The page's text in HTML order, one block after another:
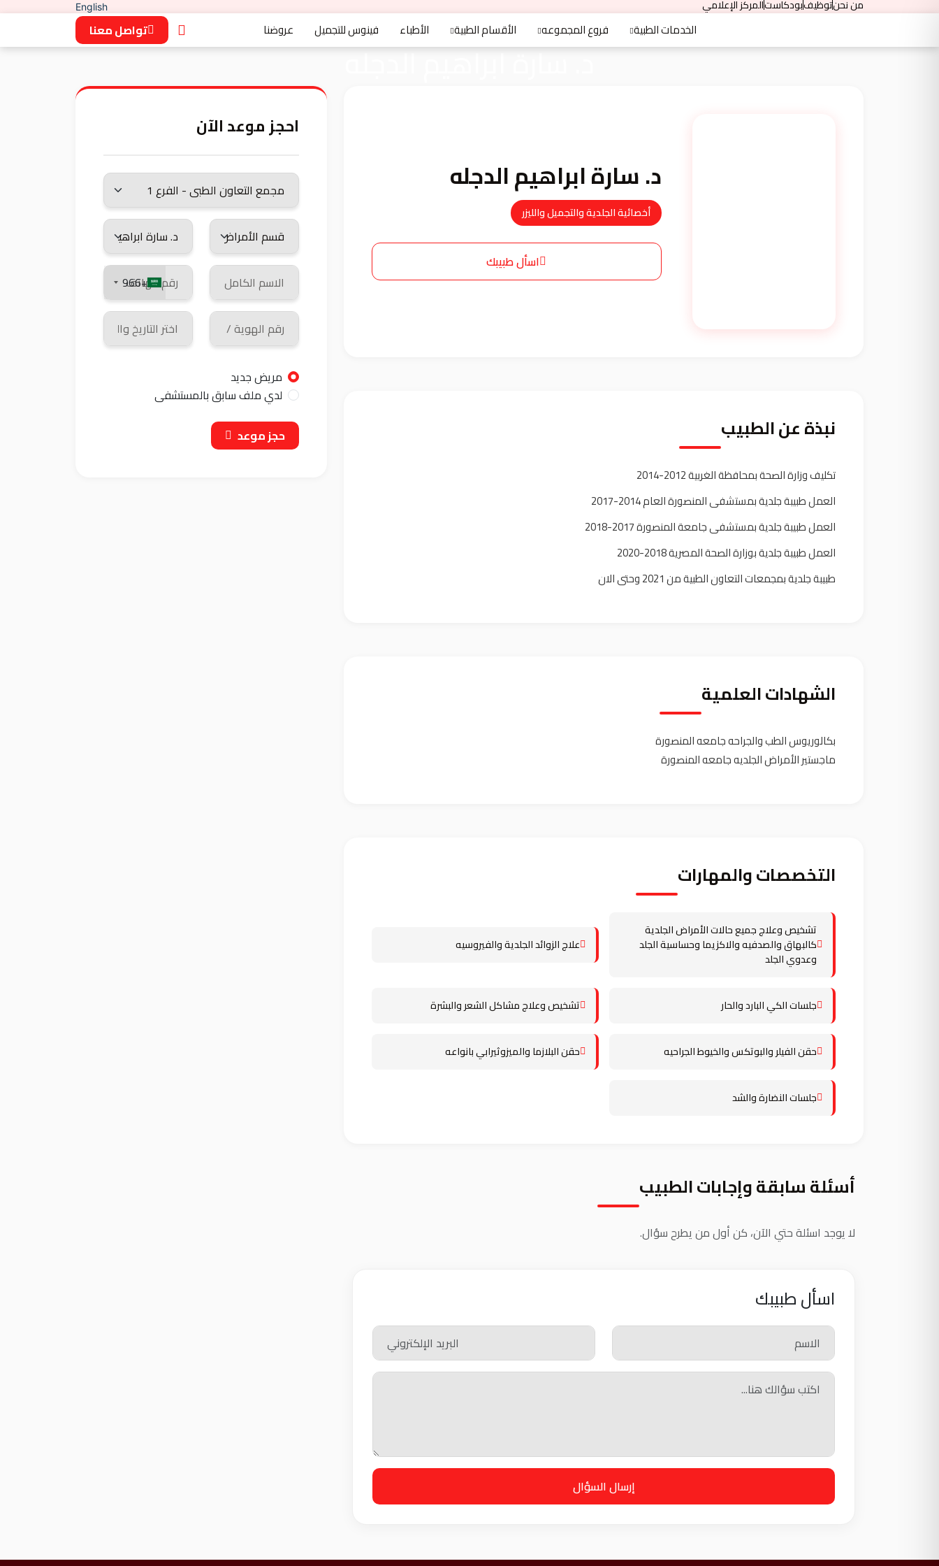
من نحنتوظيفبودكاستالمركز الإعلامي English
الخدمات الطبية فروع المجموعه الأقسام الطبية الأطباء فينوس للتجميل عروضنا تواصل معنا
د. سارة ابراهيم الدجله
د. سارة ابراهيم الدجله
أخصائية الجلدية والتجميل والليزر
اسأل طبيبك
نبذة عن الطبيب
تكليف وزارة الصحة بمحافظة الغربية 2012-2014
العمل طبيبة جلدية بمستشفى المنصورة العام 2014-2017
العمل طبيبة جلدية بمستشفى جامعة المنصورة 2017-2018
العمل طبيبة جلدية بوزارة الصحة المصرية 2018-2020
طبيبة جلدية بمجمعات التعاون الطبية من 2021 وحتى الان
الشهادات العلمية
بكالوريوس الطب والجراحه جامعه المنصورة
ماجستير الأمراض الجلديه جامعه المنصورة
التخصصات والمهارات
تشخيص وعلاج جميع حالات الأمراض الجلدية
كالبهاق والصدفيه والاكزيما وحساسية الجلد
وعدوي الجلد
علاج الزوائد الجلدية والفيروسيه
جلسات الكي البارد والحار تشخيص وعلاج مشاكل الشعر والبشرة
حقن الفيلر والبوتكس والخيوط الجراحيه حقن البلازما والميزوثيرابي بانواعه
جلسات النضارة والشد
أسئلة سابقة وإجابات الطبيب
لا يوجد اسئلة حتي الآن، كن أول من يطرح سؤال.
اسأل طبيبك
إرسال السؤال
احجز موعد الآن
+966
مريض جديد
لدي ملف سابق بالمستشفى
حجز موعد